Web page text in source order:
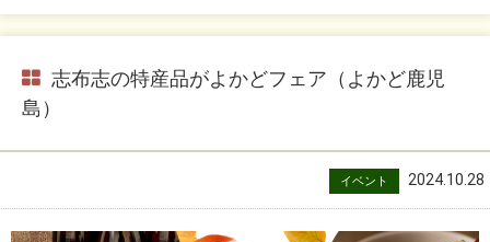
志布志の特産品がよかどフェア（よかど鹿児
島）
イベント 2024.10.28